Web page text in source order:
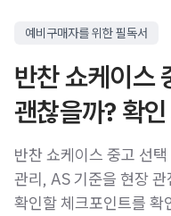
예비구매자를 위한 필독서
반찬 쇼케이스
괜찮을까? 확
반찬 쇼케이스 중고 선
관리, AS 기준을 현장
확인할 체크포인트를 확